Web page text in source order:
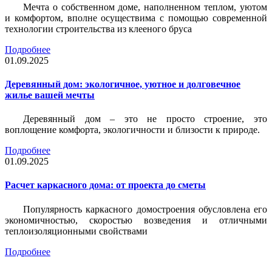
Мечта о собственном доме, наполненном теплом, уютом
и комфортом, вполне осуществима с помощью современной
технологии строительства из клееного бруса
Подробнее
01.09.2025
Деревянный дом: экологичное, уютное и долговечное
жилье вашей мечты
Деревянный дом – это не просто строение, это
воплощение комфорта, экологичности и близости к природе.
Подробнее
01.09.2025
Расчет каркасного дома: от проекта до сметы
Популярность каркасного домостроения обусловлена его
экономичностью, скоростью возведения и отличными
теплоизоляционными свойствами
Подробнее